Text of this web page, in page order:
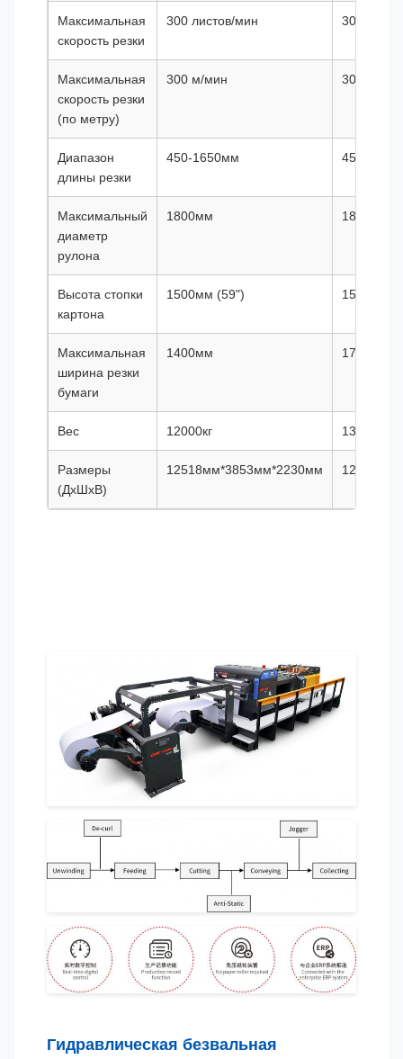
Максимальная
скорость резки
300 листов/мин 300
Максимальная
скорость резки
(по метру)
300 м/мин 300 м/мин
Диапазон
длины резки
450-1650мм 450-
Максимальный
диаметр
рулона
1800мм 1800мм
Высота стопки
картона
1500мм (59") 1500мм
Максимальная
ширина резки
бумаги
1400мм 1700мм
Вес 12000кг 13000кг
Размеры
(ДхШхВ)
12518мм*3853мм*2230мм
Гидравлическая безвальная